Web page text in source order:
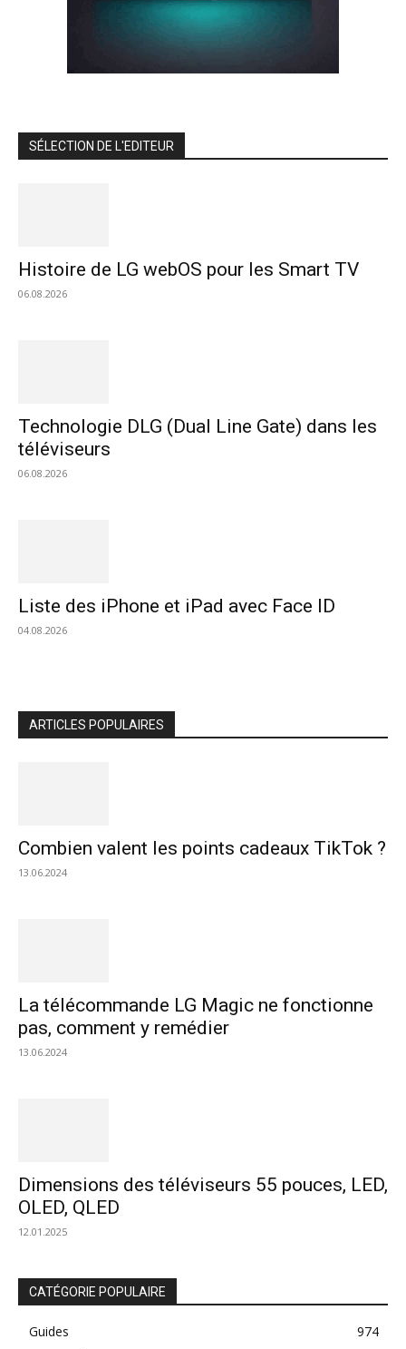
SÉLECTION DE L'EDITEUR
Histoire de LG webOS pour les Smart TV
06.08.2026
Technologie DLG (Dual Line Gate) dans les
téléviseurs
06.08.2026
Liste des iPhone et iPad avec Face ID
04.08.2026
ARTICLES POPULAIRES
Combien valent les points cadeaux TikTok ?
13.06.2024
La télécommande LG Magic ne fonctionne
pas, comment y remédier
13.06.2024
Dimensions des téléviseurs 55 pouces, LED,
OLED, QLED
12.01.2025
CATÉGORIE POPULAIRE
Guides
974